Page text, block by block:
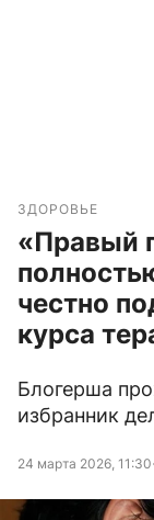
ЗДОРОВЬЕ
«Правый
честно
курса
Блогерша
избранник
24 марта 2026, 11:30